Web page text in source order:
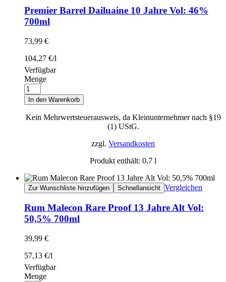
Premier Barrel Dailuaine 10 Jahre Vol: 46%
700ml
73,99 €
104,27 €/l
Verfügbar
Menge
In den Warenkorb
Kein Mehrwertsteuerausweis, da Kleinunternehmer nach §19
(1) UStG.
zzgl. Versandkosten
Produkt enthält: 0,7 l
Zur Wunschliste hinzufügen Schnellansicht Vergleichen
Rum Malecon Rare Proof 13 Jahre Alt Vol:
50,5% 700ml
39,99 €
57,13 €/l
Verfügbar
Menge